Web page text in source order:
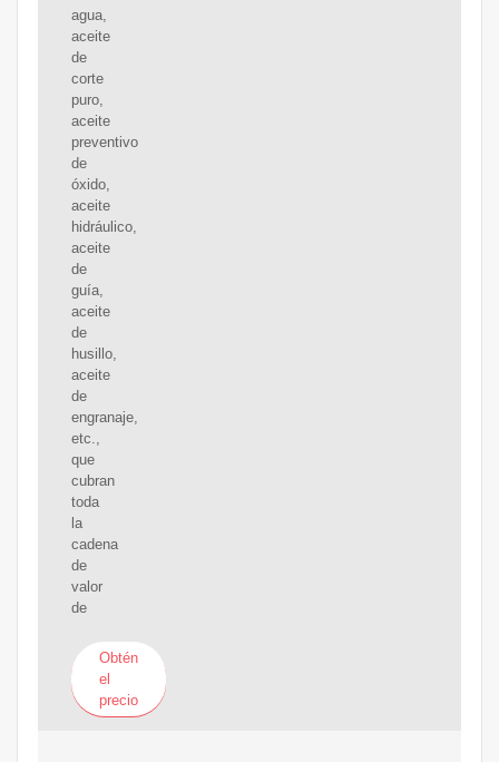
agua,
aceite
de
corte
puro,
aceite
preventivo
de
óxido,
aceite
hidráulico,
aceite
de
guía,
aceite
de
husillo,
aceite
de
engranaje,
etc.,
que
cubran
toda
la
cadena
de
valor
de
Obtén
el
precio